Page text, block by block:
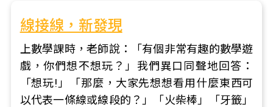
線接線，新發現
上數學課時，老師說：「有個非常有趣的數學遊
戲，你們想不想玩？」我們異口同聲地回答：
「想玩!」「那麼，大家先想想看用什麼東西可
以代表一條線或線段的？」「火柴棒」「牙籤」